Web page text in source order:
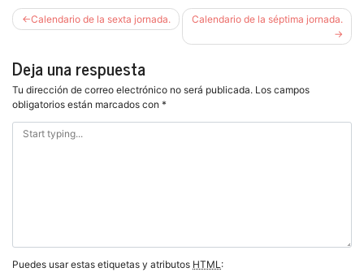
Navegación
de
entradas
Calendario de la sexta jornada. Calendario de la séptima jornada.
Deja una respuesta
Tu dirección de correo electrónico no será publicada. Los campos
obligatorios están marcados con *
Puedes usar estas etiquetas y atributos HTML: